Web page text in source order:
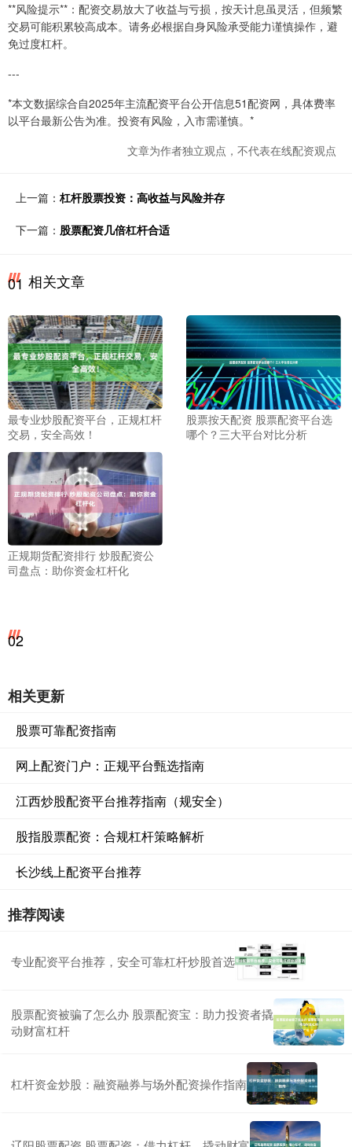
**风险提示**：配资交易放大了收益与亏损，按天计息虽灵活，但频繁
交易可能积累较高成本。请务必根据自身风险承受能力谨慎操作，避
免过度杠杆。
---
*本文数据综合自2025年主流配资平台公开信息51配资网，具体费率
以平台最新公告为准。投资有风险，入市需谨慎。*
文章为作者独立观点，不代表在线配资观点
上一篇： 杠杆股票投资：高收益与风险并存
下一篇： 股票配资几倍杠杆合适
01 相关文章
最专业炒股配资平台，正规杠杆
交易，安全高效！
股票按天配资 股票配资平台选
哪个？三大平台对比分析
正规期货配资排行 炒股配资公
司盘点：助你资金杠杆化
02
相关更新
股票可靠配资指南
网上配资门户：正规平台甄选指南
江西炒股配资平台推荐指南（规安全）
股指股票配资：合规杠杆策略解析
长沙线上配资平台推荐
推荐阅读
专业配资平台推荐，安全可靠杠杆炒股首选
股票配资被骗了怎么办 股票配资宝：助力投资者撬
动财富杠杆
杠杆资金炒股：融资融券与场外配资操作指南